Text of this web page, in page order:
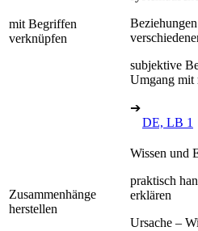
mit Begriffen
verknüpfen
subjektive
Umgang mit
➔
DE, LB 1
Zusammenhänge
herstellen
Wissen und
praktisch
erklären
Ursache –